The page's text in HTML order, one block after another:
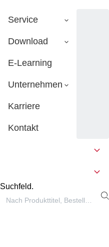
Service
Download
E-Learning
Unternehmen
Karriere
Kontakt
Suchfeld.